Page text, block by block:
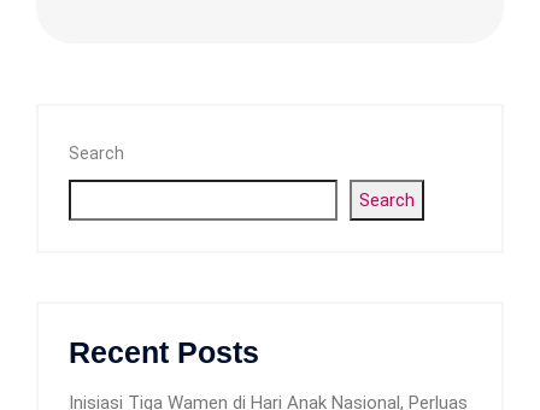
Search
Search
Recent Posts
Inisiasi Tiga Wamen di Hari Anak Nasional, Perluas